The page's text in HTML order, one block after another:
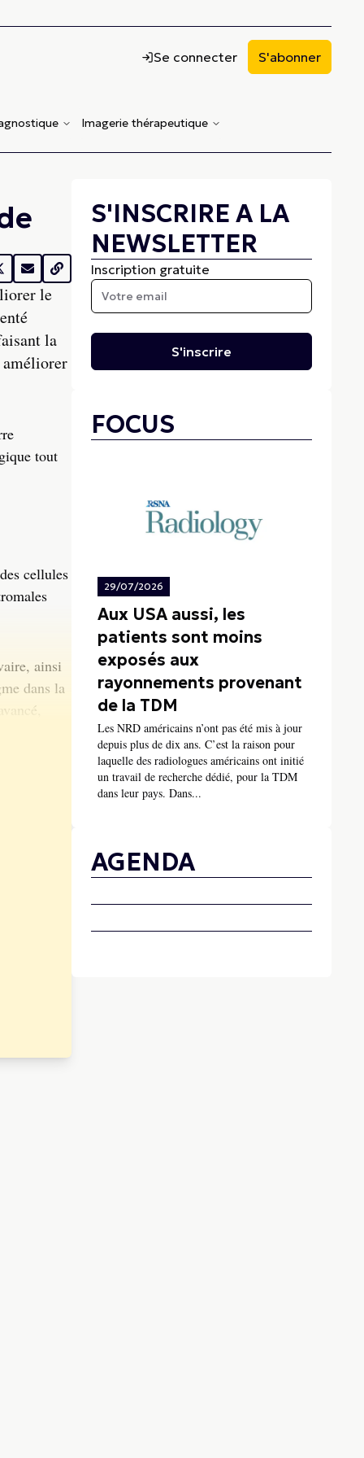
Se connecter S'abonner
Imagerie thérapeutique
le
la
améliorer
tout
cellules
ainsi
dans la
S'INSCRIRE A LA
NEWSLETTER
Inscription gratuite
S'inscrire
FOCUS
29/07/2026
Aux USA aussi, les
patients sont moins
exposés aux
rayonnements provenant
de la TDM
Les NRD américains n’ont pas été mis à jour
depuis plus de dix ans. C’est la raison pour
laquelle des radiologues américains ont initié
un travail de recherche dédié, pour la TDM
dans leur pays. Dans...
AGENDA